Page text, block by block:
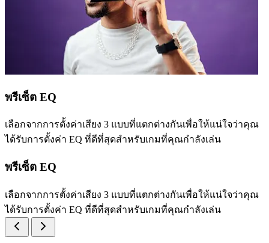
พรีเซ็ต EQ
เลือกจากการตั้งค่าเสียง 3 แบบที่แตกต่างกันเพื่อให้แน่ใจว่าคุณ
ได้รับการตั้งค่า EQ ที่ดีที่สุดสำหรับเกมที่คุณกำลังเล่น
พรีเซ็ต EQ
เลือกจากการตั้งค่าเสียง 3 แบบที่แตกต่างกันเพื่อให้แน่ใจว่าคุณ
ได้รับการตั้งค่า EQ ที่ดีที่สุดสำหรับเกมที่คุณกำลังเล่น